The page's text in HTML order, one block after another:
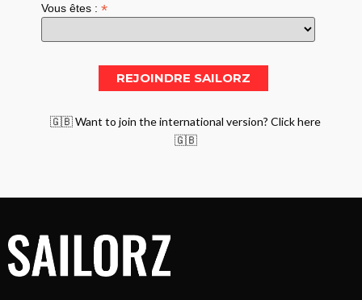
Vous êtes :*
🇬🇧 Want to join the international version? Click here
🇬🇧